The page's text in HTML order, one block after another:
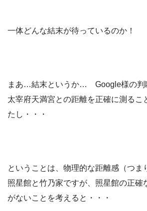
一体どんな結末が待っているのか！
まあ…結末というか… Google様の判
太宰府天満宮との距離を正確に測るこ
たし・・・
ということは、物理的な距離感（つま
照星館と竹乃家ですが、照星館の正確
がないことを考えると・・・